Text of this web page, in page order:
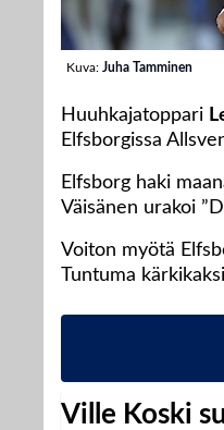
Kuva: Juha Tamminen
Huuhkajatoppari
Elfsborgissa
Elfsborg haki
Väisänen urakoi
Voiton myötä
Tuntuma
Ville Koski